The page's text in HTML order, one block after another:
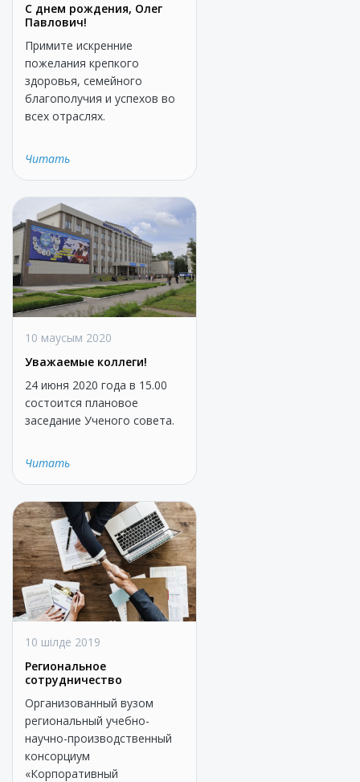
С днем рождения, Олег
Павлович!
Примите искренние
пожелания крепкого
здоровья, семейного
благополучия и успехов во
всех отраслях.
Читать
10 маусым 2020
Уважаемые коллеги!
24 июня 2020 года в 15.00
состоится плановое
заседание Ученого совета.
Читать
10 шілде 2019
Региональное
сотрудничество
Организованный вузом
региональный учебно-
научно-производственный
консорциум
«Корпоративный